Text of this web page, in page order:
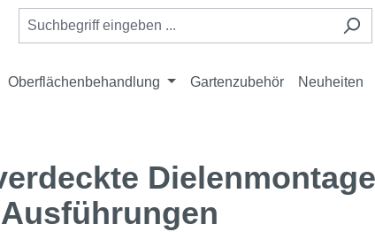
Oberflächenbehandlung Gartenzubehör Neuheiten